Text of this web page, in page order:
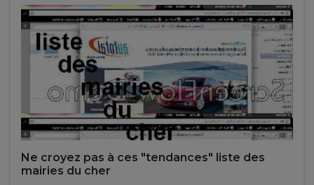
Ne croyez pas à ces "tendances" liste des
mairies du cher